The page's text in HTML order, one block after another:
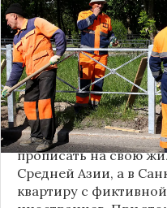
касается
регистрации
Таким образом,
судьбу предыдущих
пишет«Коммерсантъ»
задумывалась как
миграцией.
владелица квартиры
прописать на свою
Средней Азии, а в
квартиру с